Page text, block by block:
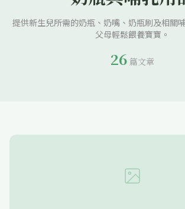
提供新生兒所需的奶瓶、奶嘴、奶瓶刷及相關
父母輕鬆餵養寶寶。
26 篇文章